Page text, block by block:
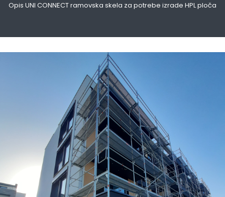
Opis UNI CONNECT ramovska skela za potrebe izrade HPL ploča